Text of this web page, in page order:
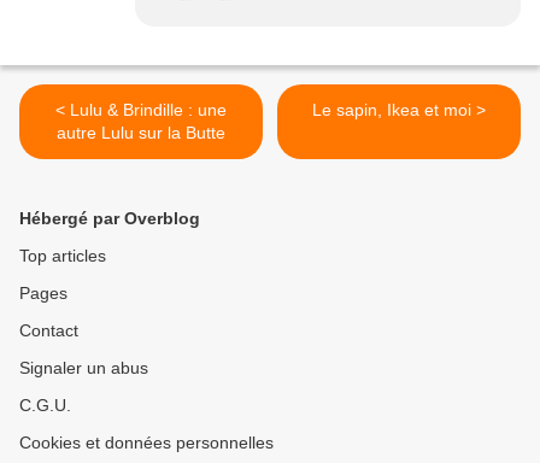
< Lulu & Brindille : une
autre Lulu sur la Butte
Le sapin, Ikea et moi >
Hébergé par Overblog
Top articles
Pages
Contact
Signaler un abus
C.G.U.
Cookies et données personnelles